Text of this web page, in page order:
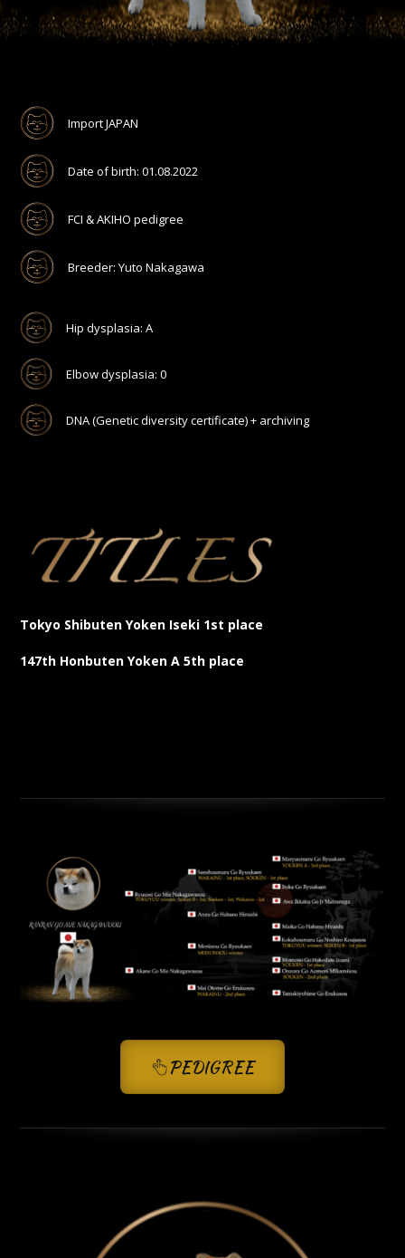
Import JAPAN
Date of birth: 01.08.2022
FCI & AKIHO pedigree
Breeder: Yuto Nakagawa
Hip dysplasia: A
Elbow dysplasia: 0
DNA (Genetic diversity certificate) + archiving
Tokyo Shibuten Yoken Iseki 1st place
147th Honbuten Yoken A 5th place
PEDIGREE